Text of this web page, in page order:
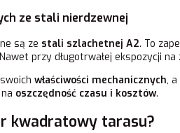
ze stali nierdzewnej
są ze stali szlachetnej A2. To
przy długotrwałej ekspozycji
właściwości mechanicznych,
oszczędność czasu i kosztów.
kwadratowy tarasu?